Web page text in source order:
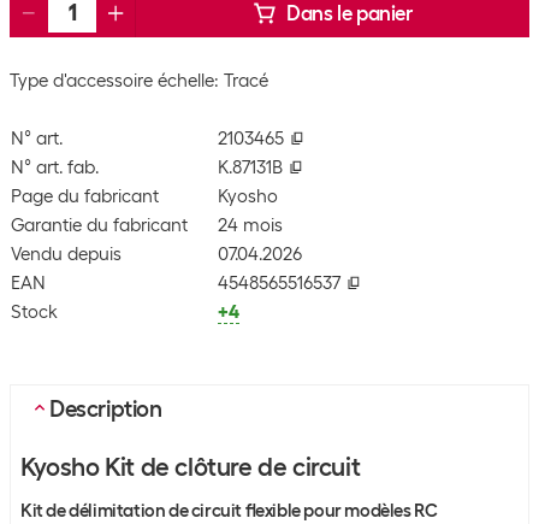
Dans le panier
Type d'accessoire échelle: Tracé
N° art.
2103465
N° art. fab.
K.87131B
Page du fabricant
Kyosho
Garantie du fabricant
24 mois
Vendu depuis
07.04.2026
EAN
4548565516537
Stock
+4
Description
Kyosho Kit de clôture de circuit
Kit de délimitation de circuit flexible pour modèles RC